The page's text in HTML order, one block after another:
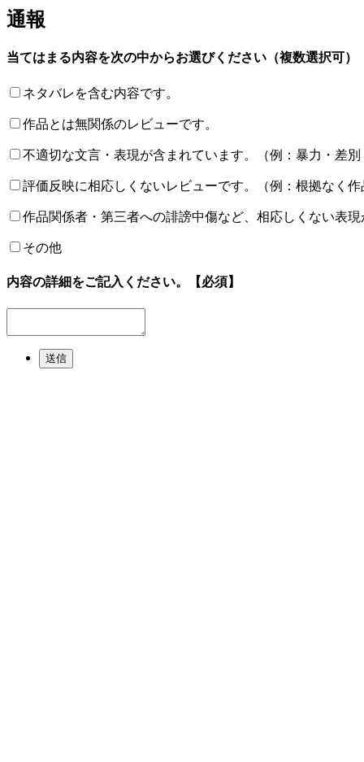
通報
当てはまる内容を次の中からお選びください（複数選択可）
ネタバレを含む内容です。
作品とは無関係のレビューです。
不適切な文言・表現が含まれています。（例：暴力・差
評価反映に相応しくないレビューです。（例：根拠なく
作品関係者・第三者への誹謗中傷など、相応しくない表
その他
内容の詳細をご記入ください。 【必須】
送信